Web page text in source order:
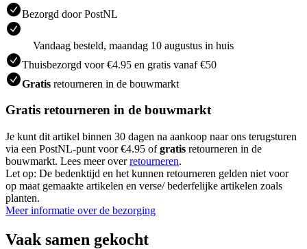
Bezorgd door PostNL
Vandaag besteld, maandag 10 augustus in huis
Thuisbezorgd voor €4.95 en gratis vanaf €50
Gratis retourneren in de bouwmarkt
Gratis retourneren in de bouwmarkt
Je kunt dit artikel binnen 30 dagen na aankoop naar ons terugsturen
via een PostNL-punt voor €4.95 ofgratis retourneren in de
bouwmarkt. Lees meer overretourneren.
Let op: De bedenktijd en het kunnen retourneren gelden niet voor
op maat gemaakte artikelen en verse/ bederfelijke artikelen zoals
planten.
Meer informatie over de bezorging
Vaak samen gekocht